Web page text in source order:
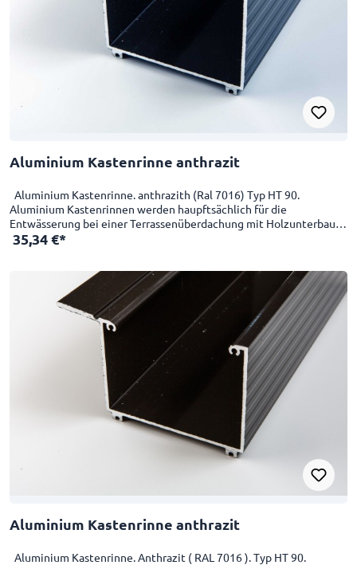
Aluminium Kastenrinne anthrazit
Aluminium Kastenrinnen werden haupftsächlich für die
Entwässerung bei einer Terrassenüberdachung mit Holzunterbau
verwendet. Die Alukastenrinnen werden bis zu 7100mm Länge
35,34 €*
Aluminium Kastenrinne anthrazit